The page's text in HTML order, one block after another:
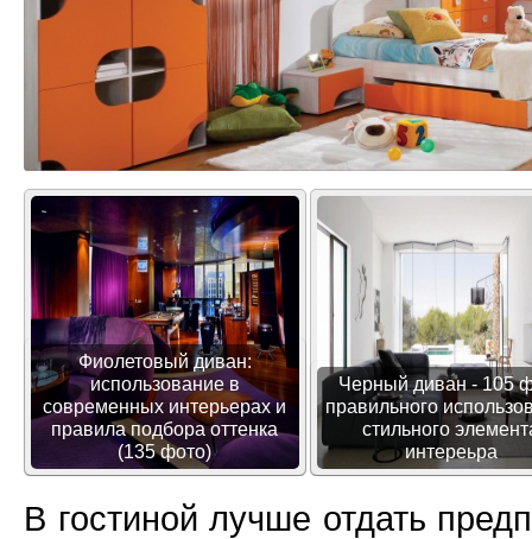
Фиолетовый диван:
использование в
современных интерьерах и
правила подбора оттенка
(135 фото)
Черный диван - 105
правильного
стильного
интереьра
В гостиной лучше отдать